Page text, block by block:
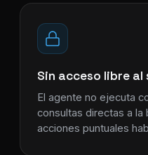
Sin acceso libre al
El agente no ejecuta
consultas directas a la
acciones puntuales